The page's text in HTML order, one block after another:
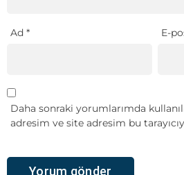
Ad * E-
Daha sonraki yorumlarımda
adresim ve site adresim bu